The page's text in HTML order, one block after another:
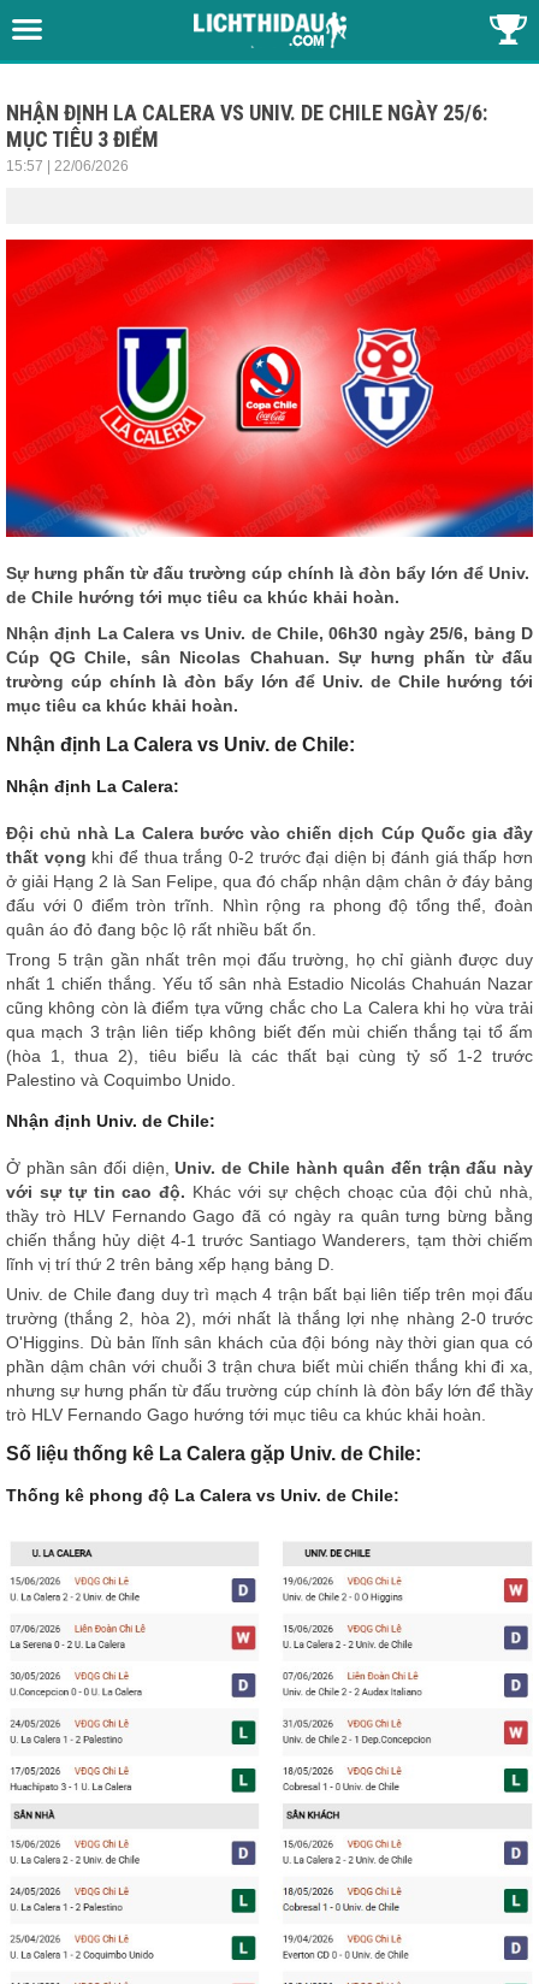
NHẬN ĐỊNH LA CALERA VS UNIV. DE CHILE NGÀY 25/6:
MỤC TIÊU 3 ĐIỂM
15:57 | 22/06/2026
Sự hưng phấn từ đấu trường cúp chính là đòn bẩy lớn để Univ.
de Chile hướng tới mục tiêu ca khúc khải hoàn.
Nhận định La Calera vs Univ. de Chile, 06h30 ngày 25/6, bảng D
Cúp QG Chile, sân Nicolas Chahuan. Sự hưng phấn từ đấu
trường cúp chính là đòn bẩy lớn để Univ. de Chile hướng tới
mục tiêu ca khúc khải hoàn.
Nhận định La Calera vs Univ. de Chile:
Nhận định La Calera:
Đội chủ nhà La Calera bước vào chiến dịch Cúp Quốc gia đầy
thất vọng khi để thua trắng 0-2 trước đại diện bị đánh giá thấp hơn
ở giải Hạng 2 là San Felipe, qua đó chấp nhận dậm chân ở đáy bảng
đấu với 0 điểm tròn trĩnh. Nhìn rộng ra phong độ tổng thể, đoàn
quân áo đỏ đang bộc lộ rất nhiều bất ổn.
Trong 5 trận gần nhất trên mọi đấu trường, họ chỉ giành được duy
nhất 1 chiến thắng. Yếu tố sân nhà Estadio Nicolás Chahuán Nazar
cũng không còn là điểm tựa vững chắc cho La Calera khi họ vừa trải
qua mạch 3 trận liên tiếp không biết đến mùi chiến thắng tại tổ ấm
(hòa 1, thua 2), tiêu biểu là các thất bại cùng tỷ số 1-2 trước
Palestino và Coquimbo Unido.
Nhận định Univ. de Chile:
Ở phần sân đối diện,Univ. de Chile hành quân đến trận đấu này
với sự tự tin cao độ. Khác với sự chệch choạc của đội chủ nhà,
thầy trò HLV Fernando Gago đã có ngày ra quân tưng bừng bằng
chiến thắng hủy diệt 4-1 trước Santiago Wanderers, tạm thời chiếm
lĩnh vị trí thứ 2 trên bảng xếp hạng bảng D.
Univ. de Chile đang duy trì mạch 4 trận bất bại liên tiếp trên mọi đấu
trường (thắng 2, hòa 2), mới nhất là thắng lợi nhẹ nhàng 2-0 trước
O'Higgins. Dù bản lĩnh sân khách của đội bóng này thời gian qua có
phần dậm chân với chuỗi 3 trận chưa biết mùi chiến thắng khi đi xa,
nhưng sự hưng phấn từ đấu trường cúp chính là đòn bẩy lớn để thầy
trò HLV Fernando Gago hướng tới mục tiêu ca khúc khải hoàn.
Số liệu thống kê La Calera gặp Univ. de Chile:
Thống kê phong độ La Calera vs Univ. de Chile: